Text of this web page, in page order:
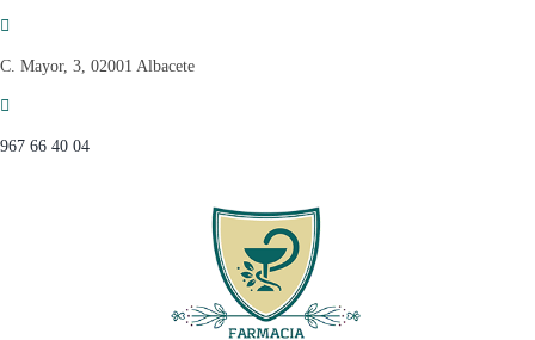
contenido
C. Mayor, 3, 02001 Albacete
967 66 40 04